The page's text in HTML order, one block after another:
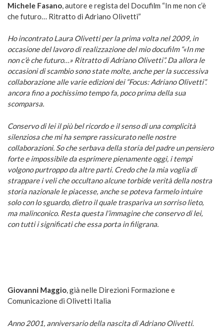
Michele Fasano , autore e regista del Docufilm “In me non c’è
che futuro… Ritratto di Adriano Olivetti”
Ho incontrato Laura Olivetti per la prima volta nel 2009, in
occasione del lavoro di realizzazione del mio docufilm “«In me
non c’è che futuro…» Ritratto di Adriano Olivetti”. Da allora le
occasioni di scambio sono state molte, anche per la successiva
collaborazione alle varie edizioni dei “Focus: Adriano Olivetti”.
ancora fino a pochissimo tempo fa, poco prima della sua
scomparsa.
Conservo di lei il più bel ricordo e il senso di una complicità
silenziosa che mi ha sempre rassicurato nelle nostre
collaborazioni. So che serbava della storia del padre un pensiero
forte e impossibile da esprimere pienamente oggi, i tempi
volgono purtroppo da altre parti. Credo che la mia voglia di
strappare i veli che occultano alcune torbide verità della nostra
storia nazionale le piacesse, anche se poteva farmelo intuire
solo con lo sguardo, dietro il quale traspariva un sorriso lieto,
ma malinconico. Resta questa l’immagine che conservo di lei,
con tutti i significati che essa porta in filigrana.
Giovanni Maggio, già nelle Direzioni Formazione e
Comunicazione di Olivetti Italia
Anno 2001, anniversario della nascita di Adriano Olivetti.